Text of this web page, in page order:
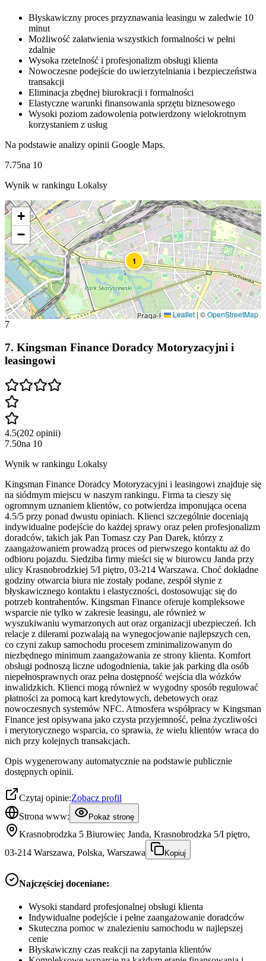
Błyskawiczny proces przyznawania leasingu w zaledwie 10
minut
Możliwość załatwienia wszystkich formalności w pełni
zdalnie
Wysoka rzetelność i profesjonalizm obsługi klienta
Nowoczesne podejście do uwierzytelniania i bezpieczeństwa
transakcji
Eliminacja zbędnej biurokracji i formalności
Elastyczne warunki finansowania sprzętu biznesowego
Wysoki poziom zadowolenia potwierdzony wielokrotnym
korzystaniem z usług
Na podstawie analizy opinii Google Maps.
7.75na 10
Wynik w rankingu Lokalsy
1
+
−
Leaflet| ©OpenStreetMap
7
7. Kingsman Finance Doradcy Motoryzacyjni i
leasingowi
4.5(202 opinii)
7.50na 10
Wynik w rankingu Lokalsy
Kingsman Finance Doradcy Motoryzacyjni i leasingowi znajduje się
na siódmym miejscu w naszym rankingu. Firma ta cieszy się
ogromnym uznaniem klientów, co potwierdza imponująca ocena
4.5/5 przy ponad dwustu opiniach. Klienci szczególnie doceniają
indywidualne podejście do każdej sprawy oraz pełen profesjonalizm
doradców, takich jak Pan Tomasz czy Pan Darek, którzy z
zaangażowaniem prowadzą proces od pierwszego kontaktu aż do
odbioru pojazdu. Siedziba firmy mieści się w biurowcu Janda przy
ulicy Krasnobrodzkiej 5/I piętro, 03-214 Warszawa. Choć dokładne
godziny otwarcia biura nie zostały podane, zespół słynie z
błyskawicznego kontaktu i elastyczności, dostosowując się do
potrzeb kontrahentów. Kingsman Finance oferuje kompleksowe
wsparcie nie tylko w zakresie leasingu, ale również w
wyszukiwaniu wymarzonych aut oraz organizacji ubezpieczeń. Ich
relacje z dilerami pozwalają na wynegocjowanie najlepszych cen,
co czyni zakup samochodu procesem zminimalizowanym do
niezbędnego minimum zaangażowania ze strony klienta. Komfort
obsługi podnoszą liczne udogodnienia, takie jak parking dla osób
niepełnosprawnych oraz pełna dostępność wejścia dla wózków
inwalidzkich. Klienci mogą również w wygodny sposób regulować
płatności za pomocą kart kredytowych, debetowych oraz
nowoczesnych systemów NFC. Atmosfera współpracy w Kingsman
Finance jest opisywana jako czysta przyjemność, pełna życzliwości
i merytorycznego wsparcia, co sprawia, że wielu klientów wraca do
nich przy kolejnych transakcjach.
Opis wygenerowany automatycznie na podstawie publicznie
dostępnych opinii.
Czytaj opinie:Zobacz profil
Strona www:
Pokaż stronę
Krasnobrodzka 5 Biurowiec Janda, Krasnobrodzka 5/I piętro,
03-214 Warszawa, Polska, Warszawa
Kopiuj
Najczęściej doceniane:
Wysoki standard profesjonalnej obsługi klienta
Indywidualne podejście i pełne zaangażowanie doradców
Skuteczna pomoc w znalezieniu samochodu w najlepszej
cenie
Błyskawiczny czas reakcji na zapytania klientów